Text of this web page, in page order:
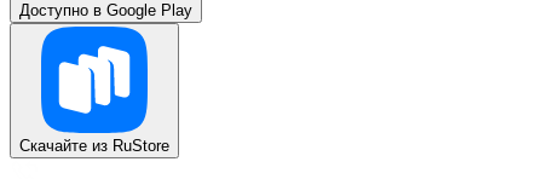
Доступно в Google Play
Скачайте из RuStore